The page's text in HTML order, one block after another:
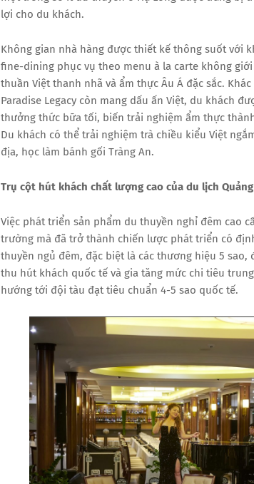
lợi cho du khách.
Không gian nhà hàng được thiết kế thông suốt với
fine-dining phục vụ theo menu à la carte không
thuần Việt thanh nhã và ẩm thực Âu Á đặc sắc.
Paradise Legacy còn mang dấu ấn Việt, du khách
thưởng thức bữa tối, biến trải nghiệm ẩm thực
Du khách có thể trải nghiệm trà chiều kiểu Việt
địa, học làm bánh gối Tràng An.
Trụ cột hút khách chất lượng cao của du lịch
Việc phát triển sản phẩm du thuyền nghỉ đêm cao
trường mà đã trở thành chiến lược phát triển có
thuyền ngủ đêm, đặc biệt là các thương hiệu 5
thu hút khách quốc tế và gia tăng mức chi tiêu
hướng tới đội tàu đạt tiêu chuẩn 4-5 sao quốc tế.